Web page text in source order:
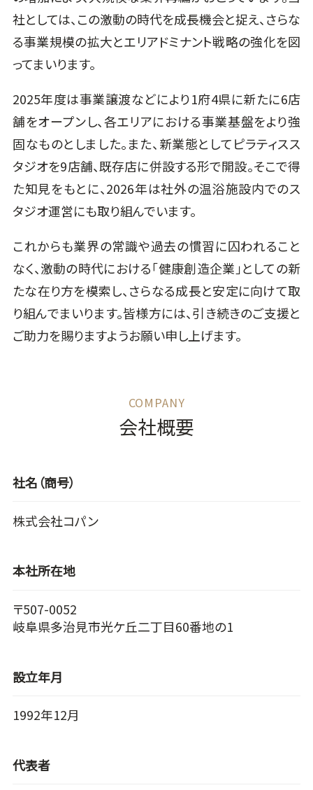
社としては、この激動の時代を成長機会と捉え、さらな
る事業規模の拡大とエリアドミナント戦略の強化を図
ってまいります。
2025年度は事業譲渡などにより1府4県に新たに6店
舗をオープンし、各エリアにおける事業基盤をより強
固なものとしました。また、新業態としてピラティスス
タジオを9店舗、既存店に併設する形で開設。そこで得
た知見をもとに、2026年は社外の温浴施設内でのス
タジオ運営にも取り組んでいます。
これからも業界の常識や過去の慣習に囚われること
なく、激動の時代における「健康創造企業」としての新
たな在り方を模索し、さらなる成長と安定に向けて取
り組んでまいります。皆様方には、引き続きのご支援と
ご助力を賜りますようお願い申し上げます。
会社概要
社名（商号）
株式会社コパン
本社所在地
〒507-0052
岐阜県多治見市光ケ丘二丁目60番地の1
設立年月
1992年12月
代表者